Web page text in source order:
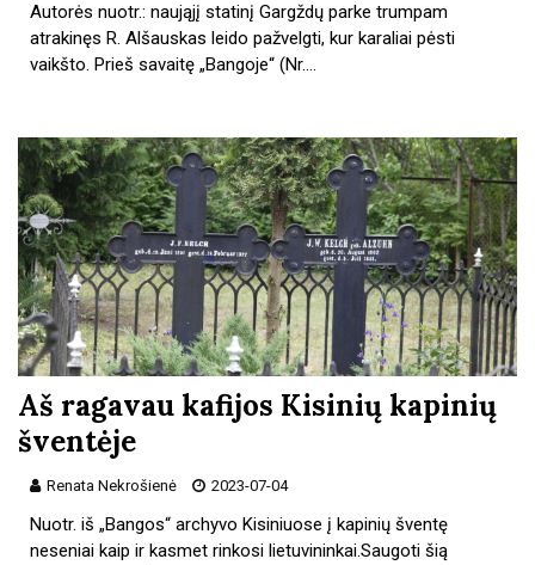
Autorės nuotr.: naująjį statinį Gargždų parke trumpam
atrakinęs R. Alšauskas leido pažvelgti, kur karaliai pėsti
vaikšto. Prieš savaitę „Bangoje“ (Nr.…
Aš ragavau kafijos Kisinių kapinių
šventėje
Renata Nekrošienė 2023-07-04
Nuotr. iš „Bangos“ archyvo Kisiniuose į kapinių šventę
neseniai kaip ir kasmet rinkosi lietuvininkai.Saugoti šią